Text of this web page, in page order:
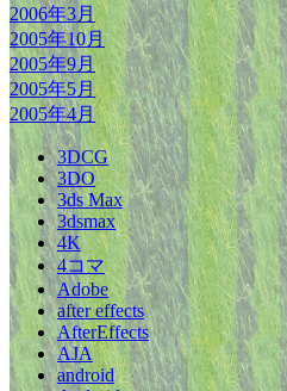
2006年3月
2005年10月
2005年9月
2005年5月
2005年4月
3DCG
3DO
3ds Max
3dsmax
4K
4コマ
Adobe
after effects
AfterEffects
AJA
android